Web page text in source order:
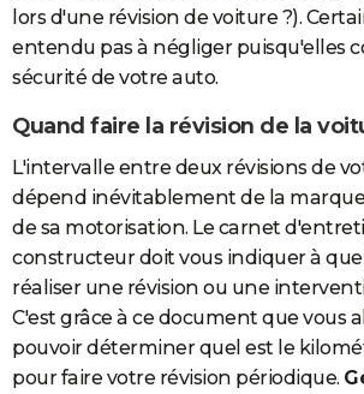
lors d'une révision de voiture ?).
entendu pas à négliger puisqu'elles
sécurité de votre auto.
Quand faire la révision de la
L'intervalle entre deux révisions de
dépend inévitablement de la
de sa motorisation. Le carnet
constructeur doit vous indiquer à
réaliser une révision ou une
C'est grâce à ce document que vous
pouvoir déterminer quel est le
pour faire votre révision périodique.